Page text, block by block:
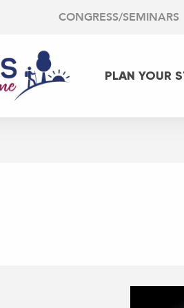
CONGRESS/SEMINARS
PLAN YOUR